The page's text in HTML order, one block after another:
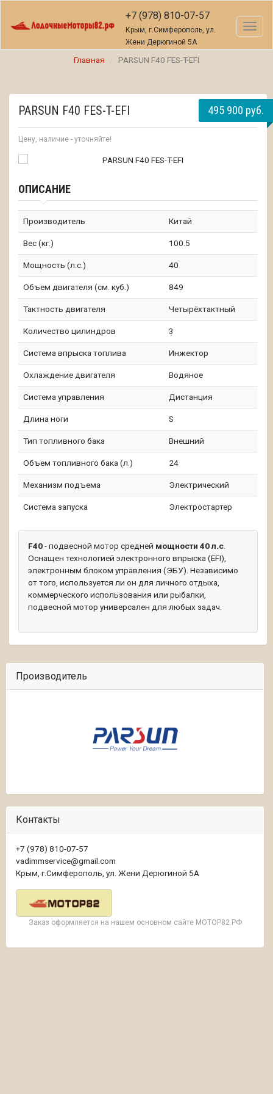
+7 (978) 810-07-57
Крым, г.Симферополь, ул.
Жени Дерюгиной 5А
Главная PARSUN F40 FES-T-EFI
PARSUN F40 FES-T-EFI
Цену, наличие - уточняйте!
495 900 руб.
ОПИСАНИЕ
Производитель Китай
Вес (кг.) 100.5
Мощность (л.с.) 40
Объем двигателя (см. куб.) 849
Тактность двигателя Четырёхтактный
Количество цилиндров 3
Система впрыска топлива Инжектор
Охлаждение двигателя Водяное
Система управления Дистанция
Длина ноги S
Тип топливного бака Внешний
Объем топливного бака (л.) 24
Механизм подъема Электрический
Система запуска Электростартер
F40- подвесной мотор средней мощности 40 л.с
Оснащен технологией электронного впрыска (EFI),
электронным блоком управления (ЭБУ). Независимо
от того, используется ли он для личного отдыха,
коммерческого использования или рыбалки,
подвесной мотор универсален для любых задач.
Производитель
Контакты
+7 (978) 810-07-57
vadimmservice@gmail.com
Крым, г.Симферополь, ул. Жени Дерюгиной 5А
Заказ оформляется на нашем основном сайте МОТОР82.РФ